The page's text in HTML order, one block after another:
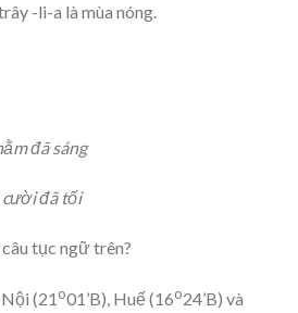
-li-a là mùa nóng.
đã sáng
đã tối
tục ngữ trên?
(21o01’B), Huế (16o24’B) và